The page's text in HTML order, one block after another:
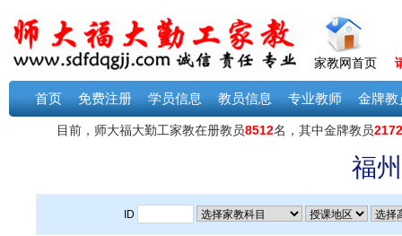
家教网首页
首页 免费注册 学员信息 教员信息 专业教师 金牌教
福
ID